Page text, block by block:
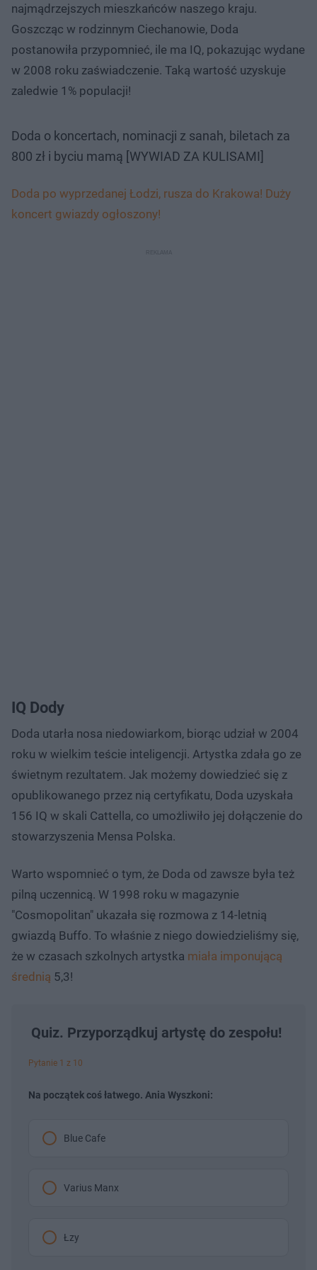
najmądrzejszych mieszkańców naszego kraju.
Goszcząc w rodzinnym Ciechanowie, Doda
postanowiła przypomnieć, ile ma IQ, pokazując wydane
w 2008 roku zaświadczenie. Taką wartość uzyskuje
zaledwie 1% populacji!
Doda o koncertach, nominacji z sanah, biletach za
800 zł i byciu mamą [WYWIAD ZA KULISAMI]
Doda po wyprzedanej Łodzi, rusza do Krakowa! Duży
koncert gwiazdy ogłoszony!
IQ Dody
Doda utarła nosa niedowiarkom, biorąc udział w 2004
roku w wielkim teście inteligencji. Artystka zdała go ze
świetnym rezultatem. Jak możemy dowiedzieć się z
opublikowanego przez nią certyfikatu, Doda uzyskała
156 IQ w skali Cattella, co umożliwiło jej dołączenie do
stowarzyszenia Mensa Polska.
Warto wspomnieć o tym, że Doda od zawsze była też
pilną uczennicą. W 1998 roku w magazynie
"Cosmopolitan" ukazała się rozmowa z 14-letnią
gwiazdą Buffo. To właśnie z niego dowiedzieliśmy się,
że w czasach szkolnych artystka miała imponującą
średnią 5,3!
Quiz. Przyporządkuj artystę do zespołu!
Pytanie 1 z 10
Na początek coś łatwego. Ania Wyszkoni:
Blue Cafe
Varius Manx
Łzy